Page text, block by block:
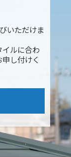
いただけま
ルに合わ
し付けく